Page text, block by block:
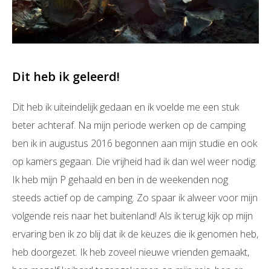
Dit heb ik geleerd!
Dit heb ik uiteindelijk gedaan en ik voelde me een stuk
beter achteraf. Na mijn periode werken op de camping
ben ik in augustus 2016 begonnen aan mijn studie en ook
op kamers gegaan. Die vrijheid had ik dan wel weer nodig.
Ik heb mijn P gehaald en ben in de weekenden nog
steeds actief op de camping. Zo spaar ik alweer voor mijn
volgende reis naar het buitenland! Als ik terug kijk op mijn
ervaring ben ik zo blij dat ik de keuzes die ik genomen heb,
heb doorgezet. Ik heb zoveel nieuwe vrienden gemaakt,